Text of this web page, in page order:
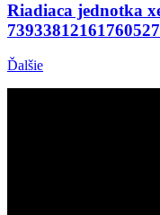
Riadiaca jednotka
Ďalšie